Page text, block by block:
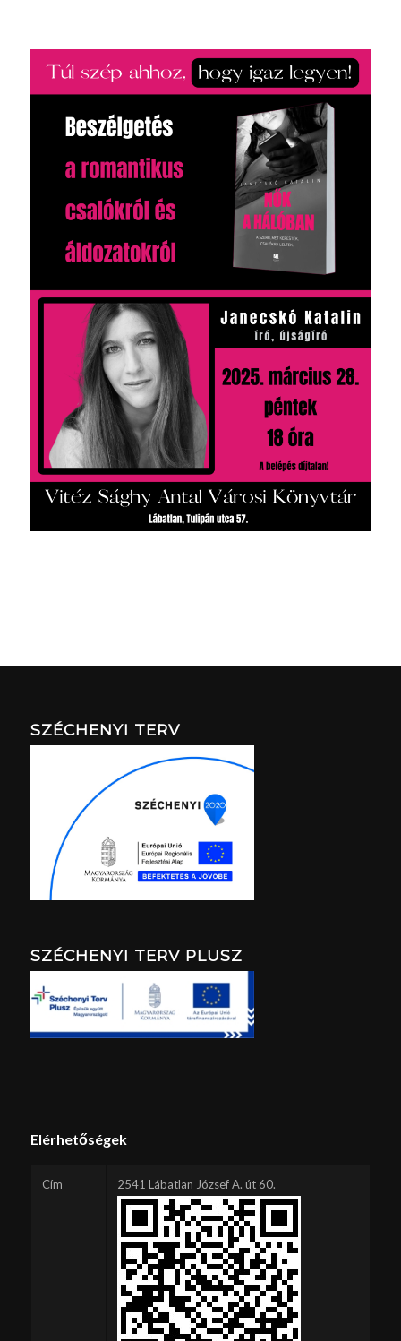
SZÉCHENYI TERV
SZÉCHENYI TERV PLUSZ
Elérhetőségek
Cím 2541 Lábatlan József A. út 60.